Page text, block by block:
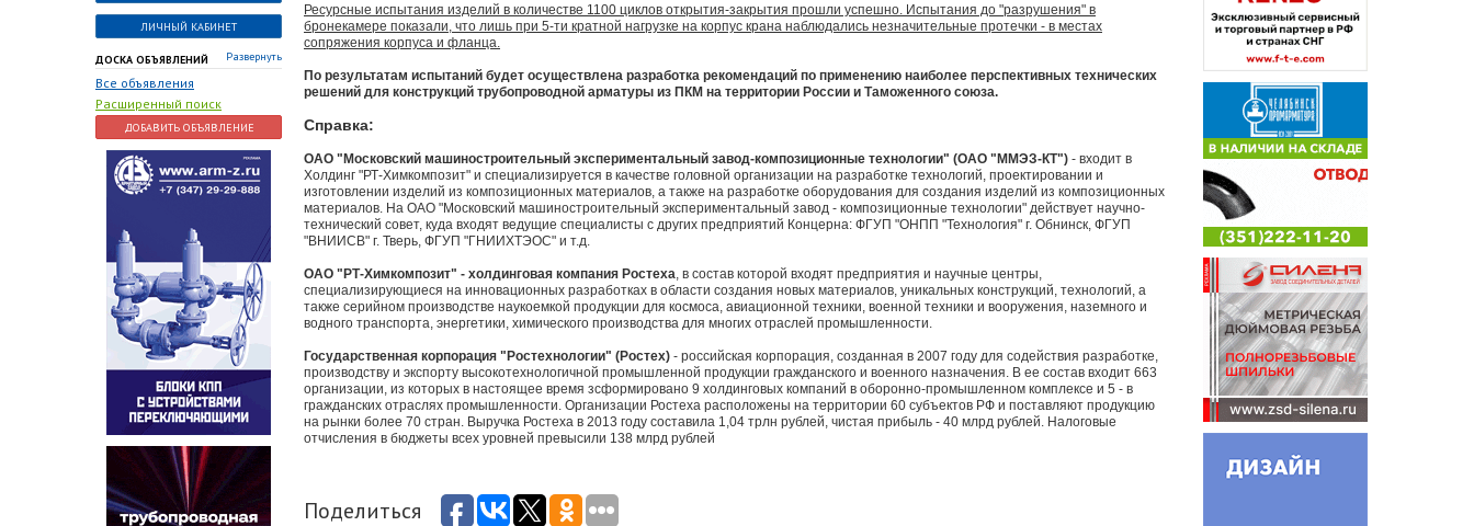
ЛИЧНЫЙ КАБИНЕТ
ДОСКА ОБЪЯВЛЕНИЙ Развернуть
Все объявления
Расширенный поиск
ДОБАВИТЬ ОБЪЯВЛЕНИЕ
Ресурсные испытания изделий в количестве 1100 циклов открытия-закрытия прошли успешно. Испытания до "разрушения" в
бронекамере показали, что лишь при 5-ти кратной нагрузке на корпус крана наблюдались незначительные протечки - в местах
сопряжения корпуса и фланца.
По результатам испытаний будет осуществлена разработка рекомендаций по применению наиболее перспективных технических
решений для конструкций трубопроводной арматуры из ПКМ на территории России и Таможенного союза.
Справка:
ОАО "Московский машиностроительный экспериментальный завод-композиционные технологии" (ОАО "ММЭЗ-КТ") - входит в
Холдинг "РТ-Химкомпозит" и специализируется в качестве головной организации на разработке технологий, проектировании и
изготовлении изделий из композиционных материалов, а также на разработке оборудования для создания изделий из композиционных
материалов. На ОАО "Московский машиностроительный экспериментальный завод - композиционные технологии" действует научно-
технический совет, куда входят ведущие специалисты с других предприятий Концерна: ФГУП "ОНПП "Технология" г. Обнинск, ФГУП
"ВНИИСВ" г. Тверь, ФГУП "ГНИИХТЭОС" и т.д.
ОАО "РТ-Химкомпозит" - холдинговая компания Ростеха, в состав которой входят предприятия и научные центры,
специализирующиеся на инновационных разработках в области создания новых материалов, уникальных конструкций, технологий, а
также серийном производстве наукоемкой продукции для космоса, авиационной техники, военной техники и вооружения, наземного и
водного транспорта, энергетики, химического производства для многих отраслей промышленности.
Государственная корпорация "Ростехнологии" (Ростех) - российская корпорация, созданная в 2007 году для содействия разработке,
производству и экспорту высокотехнологичной промышленной продукции гражданского и военного назначения. В ее состав входит 663
организации, из которых в настоящее время зсформировано 9 холдинговых компаний в оборонно-промышленном комплексе и 5 - в
гражданских отраслях промышленности. Организации Ростеха расположены на территории 60 субъектов РФ и поставляют продукцию
на рынки более 70 стран. Выручка Ростеха в 2013 году составила 1,04 трлн рублей, чистая прибыль - 40 млрд рублей. Налоговые
отчисления в бюджеты всех уровней превысили 138 млрд рублей
Поделиться